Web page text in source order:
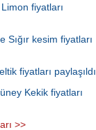
fiyatları
Sığır kesim fiyatları
fiyatları paylaşıldı
Kekik fiyatları
>>